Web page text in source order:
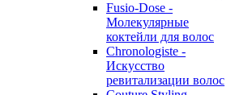
Fusio-Dose -
Молекулярные
коктейли для волос
Chronologiste -
Искусство
ревитализации волос